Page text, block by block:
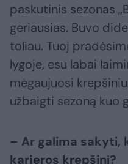
paskutinis sezonas
geriausias. Buvo
toliau. Tuoj
lygoje, esu labai
mėgaujuosi
užbaigti sezoną kuo
– Ar galima sakyti,
karjeros krepšinį?